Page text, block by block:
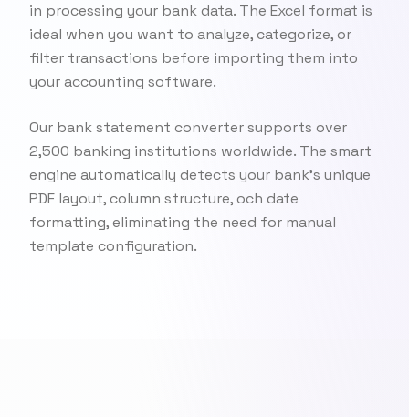
in processing your bank data. The Excel format is
ideal when you want to analyze, categorize, or
filter transactions before importing them into
your accounting software.
Our bank statement converter supports over
2,500 banking institutions worldwide. The smart
engine automatically detects your bank's unique
PDF layout, column structure, och date
formatting, eliminating the need for manual
template configuration.